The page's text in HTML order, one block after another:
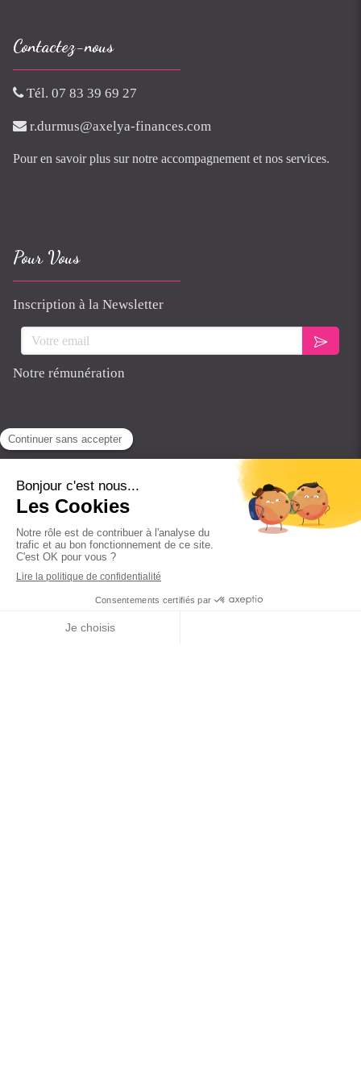
Contactez-nous
Tél. 07 83 39 69 27
r.durmus@axelya-finances.com
Pour en savoir plus sur notre accompagnement et nos services.
Pour Vous
Inscription à la Newsletter
Votre email
Notre rémunération
Lettre de mission